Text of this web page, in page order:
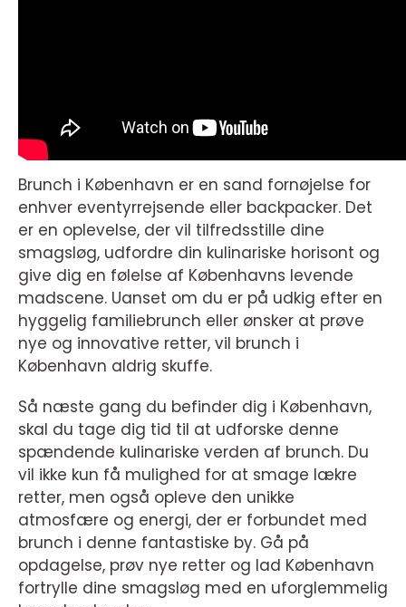
Brunch i København er en sand fornøjelse for
enhver eventyrrejsende eller backpacker. Det
er en oplevelse, der vil tilfredsstille dine
smagsløg, udfordre din kulinariske horisont og
give dig en følelse af Københavns levende
madscene. Uanset om du er på udkig efter en
hyggelig familiebrunch eller ønsker at prøve
nye og innovative retter, vil brunch i
København aldrig skuffe.
Så næste gang du befinder dig i København,
skal du tage dig tid til at udforske denne
spændende kulinariske verden af brunch. Du
vil ikke kun få mulighed for at smage lækre
retter, men også opleve den unikke
atmosfære og energi, der er forbundet med
brunch i denne fantastiske by. Gå på
opdagelse, prøv nye retter og lad København
fortrylle dine smagsløg med en uforglemmelig